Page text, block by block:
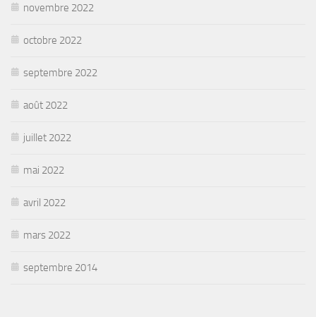
novembre 2022
octobre 2022
septembre 2022
août 2022
juillet 2022
mai 2022
avril 2022
mars 2022
septembre 2014